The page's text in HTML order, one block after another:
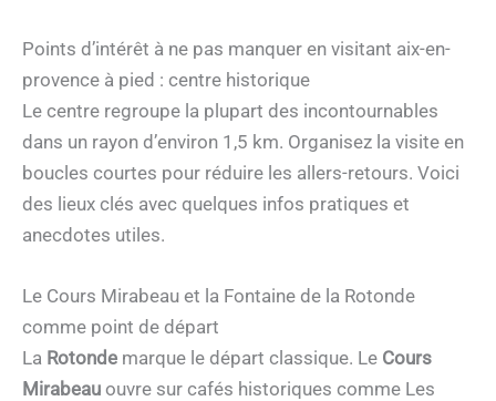
Points d’intérêt à ne pas manquer en visitant aix-en-
provence à pied : centre historique
Le centre regroupe la plupart des incontournables
dans un rayon d’environ 1,5 km. Organisez la visite en
boucles courtes pour réduire les allers-retours. Voici
des lieux clés avec quelques infos pratiques et
anecdotes utiles.
Le Cours Mirabeau et la Fontaine de la Rotonde
comme point de départ
La Rotonde marque le départ classique. Le Cours
Mirabeau ouvre sur cafés historiques comme Les